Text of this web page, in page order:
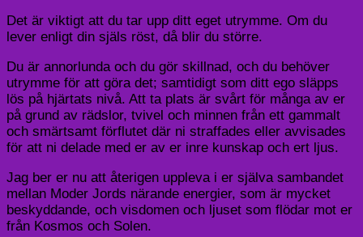
Det är viktigt att du tar upp ditt eget utrymme. Om du
lever enligt din själs röst, då blir du större.
Du är annorlunda och du gör skillnad, och du behöver
utrymme för att göra det; samtidigt som ditt ego släpps
lös på hjärtats nivå. Att ta plats är svårt för många av er
på grund av rädslor, tvivel och minnen från ett gammalt
och smärtsamt förflutet där ni straffades eller avvisades
för att ni delade med er av er inre kunskap och ert ljus.
Jag ber er nu att återigen uppleva i er själva sambandet
mellan Moder Jords närande energier, som är mycket
beskyddande, och visdomen och ljuset som flödar mot er
från Kosmos och Solen.